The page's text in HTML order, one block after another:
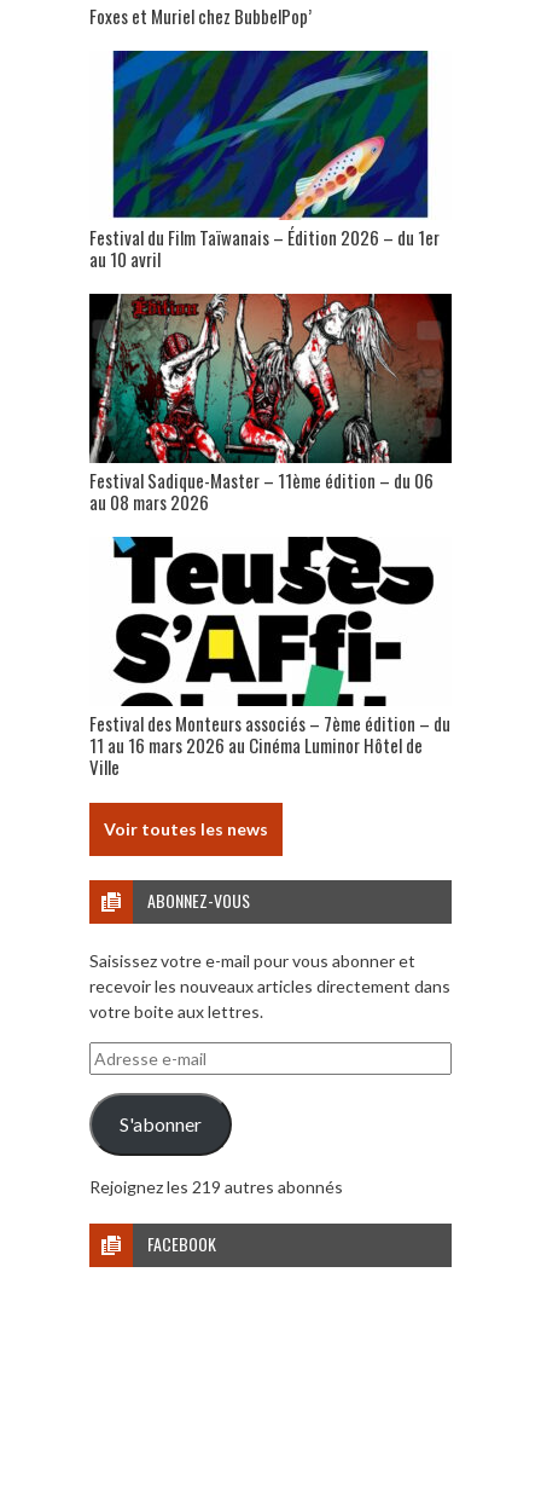
Foxes et Muriel chez BubbelPop’
Festival du Film Taïwanais – Édition 2026 – du 1er
au 10 avril
Festival Sadique-Master – 11ème édition – du 06
au 08 mars 2026
Festival des Monteurs associés – 7ème édition – du
11 au 16 mars 2026 au Cinéma Luminor Hôtel de
Ville
Voir toutes les news
ABONNEZ-VOUS
Saisissez votre e-mail pour vous abonner et
recevoir les nouveaux articles directement dans
votre boite aux lettres.
Adresse
e-
mail
S'abonner
Rejoignez les 219 autres abonnés
FACEBOOK